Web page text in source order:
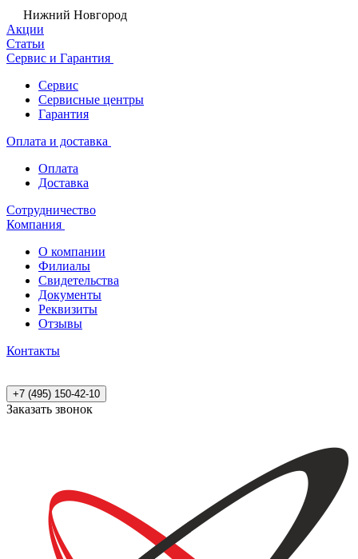
Нижний Новгород
Акции
Статьи
Сервис и Гарантия
Сервис
Сервисные центры
Гарантия
Оплата и доставка
Оплата
Доставка
Сотрудничество
Компания
О компании
Филиалы
Свидетельства
Документы
Реквизиты
Отзывы
Контакты
+7 (495) 150-42-10
Заказать звонок